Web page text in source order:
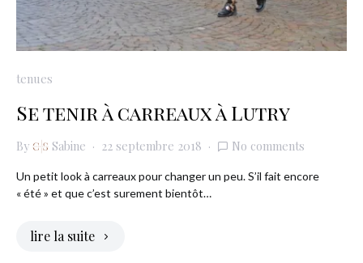
tenues
Se tenir à carreaux à Lutry
By Sabine 22 septembre 2018 No comments
Un petit look à carreaux pour changer un peu. S’il fait encore
« été » et que c’est surement bientôt…
lire la suite